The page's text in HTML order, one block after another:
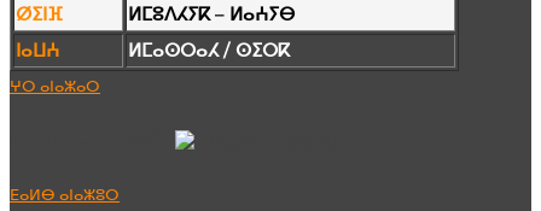
ⵁⵉⵏⴼ
ⵍⵎⵓⴷⵃⵢⴽ – ⵍⴰⵄⵢⴱ
ⵏⴰⵡⵄ
ⵍⵎⴰⵙⵔⴰⵃ / ⵙⵉⵔⴽ
ⵖⵔ ⴰⵏⴰⵣⴰⵔ
ⴹⴰⵍⴱ ⴰⵏⴰⵣⵓⵔ